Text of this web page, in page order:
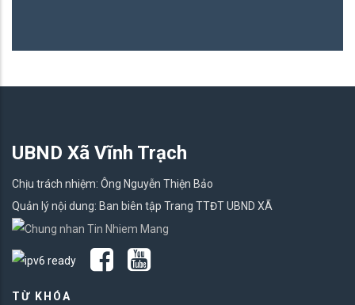
UBND Xã Vĩnh Trạch
Chịu trách nhiệm: Ông Nguyễn Thiện Bảo
Quản lý nội dung: Ban biên tập Trang TTĐT UBND XÃ
TỪ KHÓA